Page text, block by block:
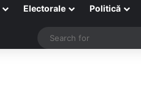
Electorale Politică